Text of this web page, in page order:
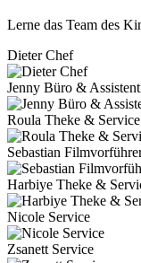
Lerne das Team des
Dieter Chef
Jenny Büro &
Roula Theke & Service
Sebastian
Harbiye Theke &
Nicole Service
Zsanett Service